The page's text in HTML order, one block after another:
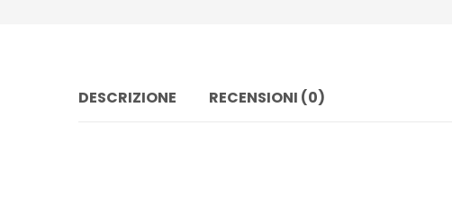
DESCRIZIONE RECENSIONI (0)